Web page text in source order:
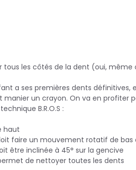
tous les côtés de la dent (oui, même
a ses premières dents
un crayon. On va en profiter
B.R.O.S :
haut
faire un mouvement rotatif de bas
être inclinée à 45° sur la gencive
de nettoyer toutes les dents